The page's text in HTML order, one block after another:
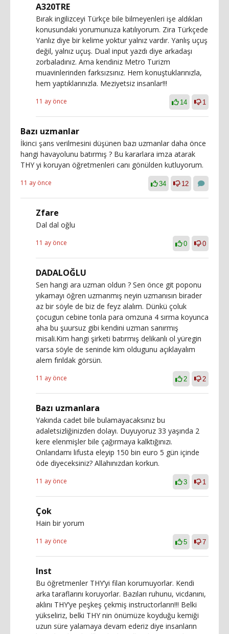
A320TRE
Bırak ingilizceyi Türkçe bile bilmeyenleri işe aldıkları
konusundaki yorumunuza katılıyorum. Zira Türkçede
Yanlız diye bir kelime yoktur yalnız vardır. Yanlış uçuş
değil, yalnız uçuş. Dual input yazdı diye arkadaşı
zorbaladınız. Ama kendiniz Metro Turizm
muavinlerinden farksızsınız. Hem konuştuklarınızla,
hem yaptıklarınızla. Meziyetsiz insanlar!!!
11 ay önce 14 1
Bazı uzmanlar
İkinci şans verilmesini düşünen bazı uzmanlar daha önce
hangi havayolunu batırmış ? Bu kararlara imza atarak
THY yi koruyan öğretmenleri canı gönülden kutluyorum.
11 ay önce 34 12
Zfare
Dal dal oğlu
11 ay önce 0 0
DADALOĞLU
Sen hangi ara uzman oldun ? Sen önce git poponu
yıkamayı öğren uzmanmış neyin uzmanısın birader
az bir söyle de biz de feyz alalım. Dünkü çoluk
çocugun cebine tonla para omzuna 4 sırma koyunca
aha bu şuursuz gibi kendini uzman sanırmış
misali.Kim hangi şirketi batırmış delikanlı ol yüregin
varsa söyle de seninde kim oldugunu açıklayalım
alem fırıldak görsün.
11 ay önce 2 2
Bazı uzmanlara
Yakında cadet bile bulamayacaksınız bu
adaletsizliğinizden dolayı. Duyuyoruz 33 yaşında 2
kere elenmişler bile çağırmaya kalktığınızı.
Onlarıdamı lifusta eleyip 150 bin euro 5 gün içinde
öde diyeceksiniz? Allahınızdan korkun.
11 ay önce 3 1
Çok
Hain bir yorum
11 ay önce 5 7
Inst
Bu öğretmenler THY’yi filan korumuyorlar. Kendi
arka taraflarını koruyorlar. Bazıları ruhunu, vicdanını,
aklını THY’ye peşkeş çekmiş instructorların!!! Belki
yükseliriz, belki THY nin önümüze koyduğu kemiği
uzun süre yalamaya devam ederiz diye insanların